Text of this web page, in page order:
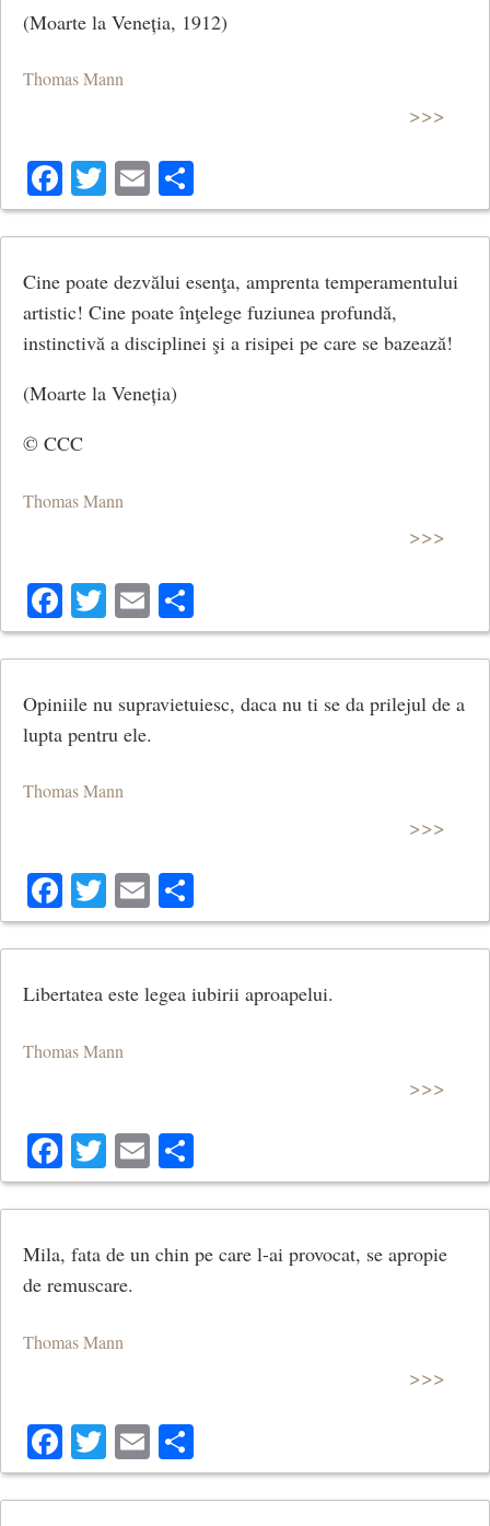
(Moarte la Veneția, 1912)
Thomas Mann
>>>
Facebook
Twitter
Email
Cine poate dezvălui esenţa, amprenta temperamentului
artistic! Cine poate înţelege fuziunea profundă,
instinctivă a disciplinei şi a risipei pe care se bazează!
(Moarte la Veneția)
© CCC
Thomas Mann
>>>
Facebook
Twitter
Email
Opiniile nu supravietuiesc, daca nu ti se da prilejul de a
lupta pentru ele.
Thomas Mann
>>>
Facebook
Twitter
Email
Libertatea este legea iubirii aproapelui.
Thomas Mann
>>>
Facebook
Twitter
Email
Mila, fata de un chin pe care l-ai provocat, se apropie
de remuscare.
Thomas Mann
>>>
Facebook
Twitter
Email